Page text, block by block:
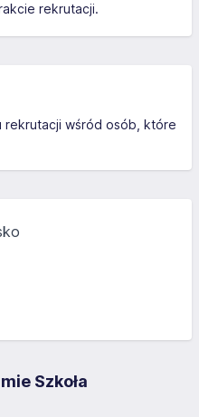
rekrutacji.
rekrutacji wśród osób, które
Szkoła